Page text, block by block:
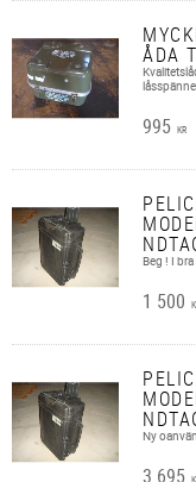
ÅDA
995 KR
Beg ! I
1 500
Ny
3 695